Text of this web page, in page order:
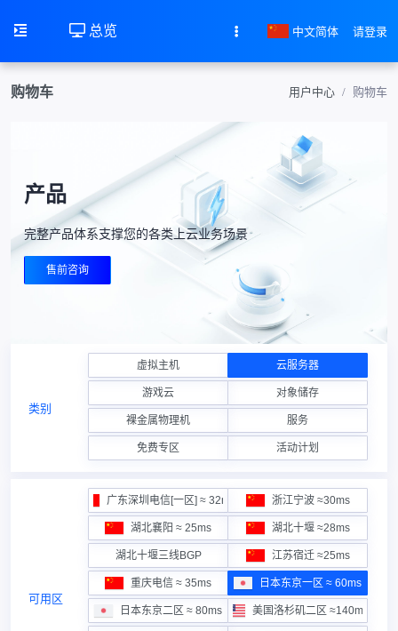
总览 中文简体 请登录
购物车 用户中心 购物车
产品
完整产品体系支撑您的各类上云业务场景
售前咨询
类别
虚拟主机 云服务器
游戏云 对象储存
裸金属物理机 服务
免费专区 活动计划
可用区
广东深圳电信[一区] ≈ 32ms 浙江宁波 ≈30ms
湖北襄阳 ≈ 25ms 湖北十堰 ≈28ms
湖北十堰三线BGP 江苏宿迁 ≈25ms
重庆电信 ≈ 35ms 日本东京一区 ≈ 60ms
日本东京二区 ≈ 80ms 美国洛杉矶二区 ≈140ms